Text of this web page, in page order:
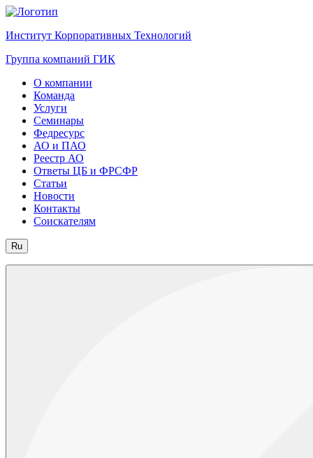
Институт Корпоративных Технологий
Группа компаний ГИК
О компании
Команда
Услуги
Семинары
Федресурс
АО и ПАО
Реестр АО
Ответы ЦБ и ФРСФР
Статьи
Новости
Контакты
Соискателям
Ru